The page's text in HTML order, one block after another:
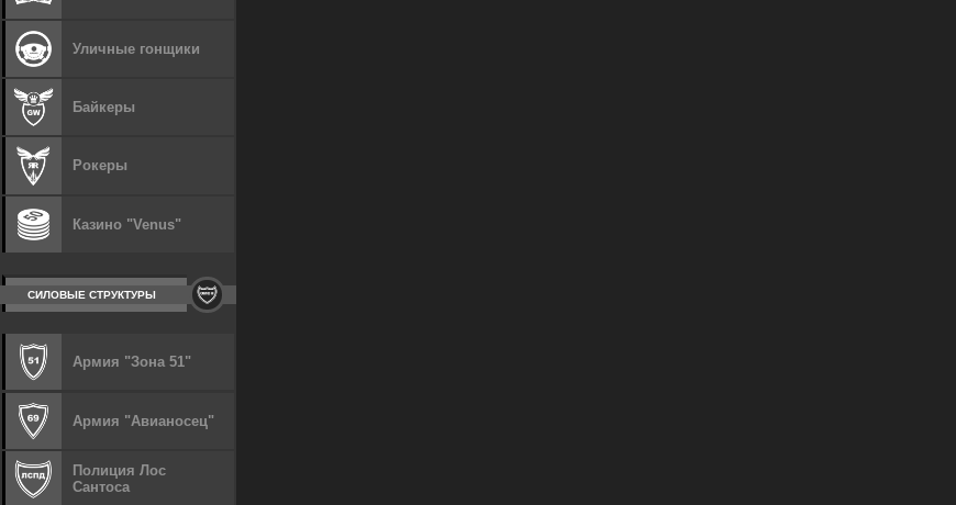
Уличные гонщики
Байкеры
Рокеры
Казино "Venus"
СИЛОВЫЕ СТРУКТУРЫ
Армия "Зона 51"
Армия "Авианосец"
Полиция Лос
Сантоса